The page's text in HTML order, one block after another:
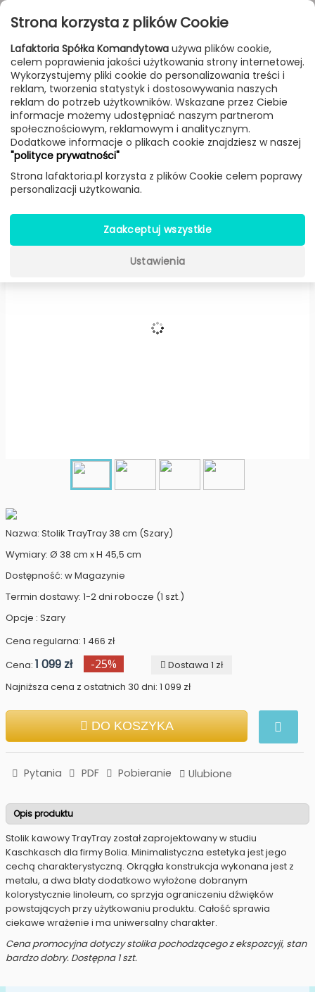
Przejdź do treści
FILTROWANIE & SORTOWANIE
Meble Producenci Bolia Produkt
Stolik TrayTray 38 cm (Szary) -
Bolia
-25%
Nazwa: Stolik TrayTray 38 cm (Szary)
Wymiary: Ø 38 cm x H 45,5 cm
Dostępność: w Magazynie
Termin dostawy: 1-2 dni robocze (1 szt.)
Opcje : Szary
Cena regularna: 1 466 zł
Cena: 1 099 zł -25%
Dostawa 1 zł
Najniższa cena z ostatnich 30 dni: 1 099 zł
DO KOSZYKA
Pytania PDF Pobieranie Ulubione
Opis produktu
Stolik kawowy TrayTray został zaprojektowany w studiu
Kaschkasch dla firmy Bolia. Minimalistyczna estetyka jest jego
cechą charakterystyczną. Okrągła konstrukcja wykonana jest z
metalu, a dwa blaty dodatkowo wyłożone dobranym
kolorystycznie linoleum, co sprzyja ograniczeniu dźwięków
powstających przy użytkowaniu produktu. Całość sprawia
ciekawe wrażenie i ma uniwersalny charakter.
Cena promocyjna dotyczy stolika pochodzącego z ekspozcyji, stan
bardzo dobry. Dostępna 1 szt.
Strona korzysta z plików Cookie
Lafaktoria Spółka Komandytowa używa plików cookie,
celem poprawienia jakości użytkowania strony internetowej.
Wykorzystujemy pliki cookie do personalizowania treści i
reklam, tworzenia statystyk i dostosowywania naszych
reklam do potrzeb użytkowników. Wskazane przez Ciebie
informacje możemy udostępniać naszym partnerom
społecznościowym, reklamowym i analitycznym.
Dodatkowe informacje o plikach cookie znajdziesz w naszej
"polityce prywatności"
Strona lafaktoria.pl korzysta z plików Cookie celem poprawy
personalizacji użytkowania.
Zaakceptuj wszystkie
Ustawienia